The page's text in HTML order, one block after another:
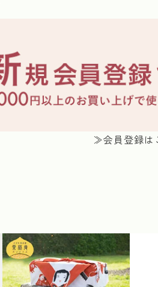
≫会員登録